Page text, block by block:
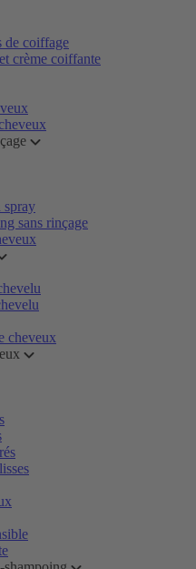
de coiffage
crème coiffante
spray
sans rinçage
cheveux